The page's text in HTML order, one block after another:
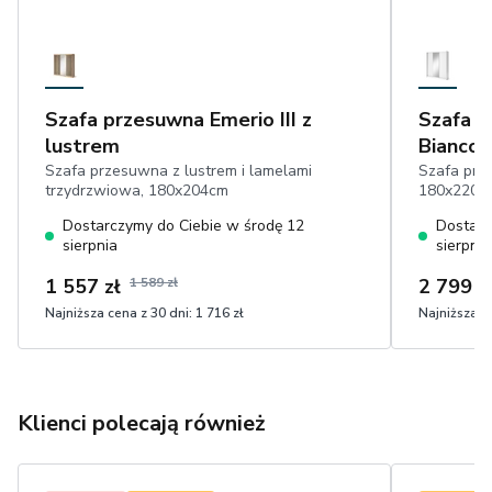
Szafa przesuwna Emerio III z
lustrem
Szafa przesuwna z lustrem i lamelami
trzydrzwiowa, 180x204cm
Dostarczymy do Ciebie w środę 12
sierpnia
1 557 zł 1 589 zł
Najniższa cena z 30 dni: 1 716 zł
Szafa
Szafa
sierpnia
2 799
Najniższa
Klienci polecają również